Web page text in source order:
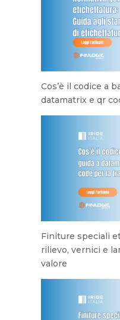
Cos’è il codice a
datamatrix e qr
Finiture speciali
rilievo, vernici e
valore